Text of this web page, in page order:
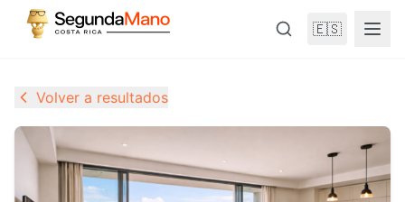
🇪🇸
Volver a resultados